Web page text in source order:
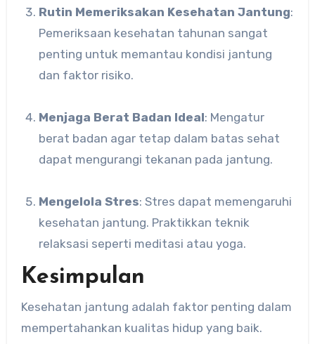
Rutin Memeriksakan Kesehatan Jantung:
Pemeriksaan kesehatan tahunan sangat
penting untuk memantau kondisi jantung
dan faktor risiko.
Menjaga Berat Badan Ideal: Mengatur
berat badan agar tetap dalam batas sehat
dapat mengurangi tekanan pada jantung.
Mengelola Stres: Stres dapat memengaruhi
kesehatan jantung. Praktikkan teknik
relaksasi seperti meditasi atau yoga.
Kesimpulan
Kesehatan jantung adalah faktor penting dalam
mempertahankan kualitas hidup yang baik.